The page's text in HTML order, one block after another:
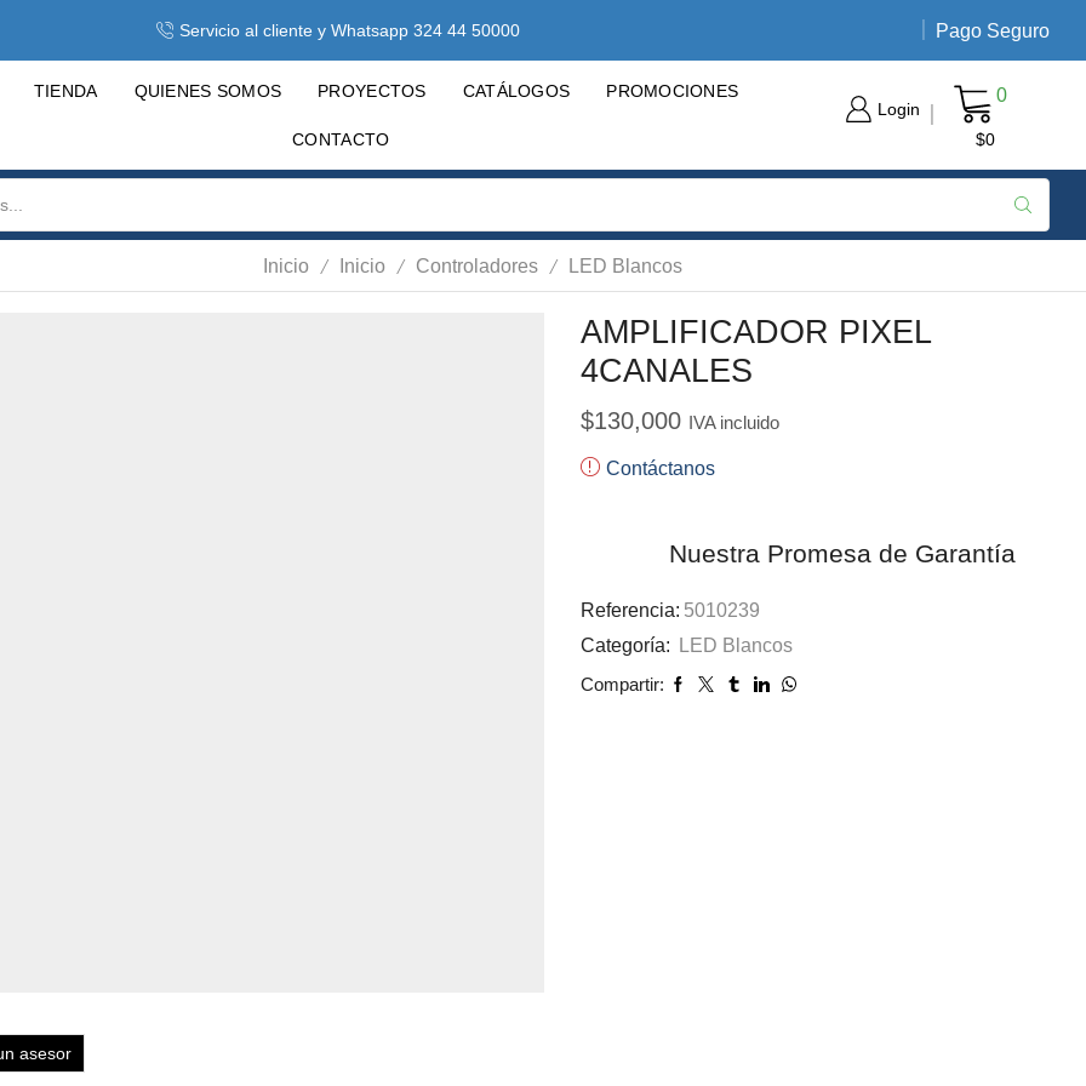
Servicio al cliente y Whatsapp 324 44 50000 Envíos nacionales de 3 a 5
Pago Seguro
TIENDA QUIENES SOMOS PROYECTOS CATÁLOGOS PROMOCIONES
CONTACTO
Login
0
$0
Inicio / Inicio / Controladores / LED Blancos
asesor
AMPLIFICADOR PIXEL
4CANALES
$130,000 IVA incluido
Contáctanos
Nuestra Promesa de Garantía
Referencia: 5010239
Categoría:
LED Blancos
Compartir: